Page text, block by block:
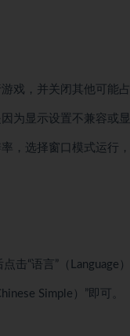
戏，并关闭其他可能
为显示设置不兼容或
，选择窗口模式运行
击“语言”（Language
Simple）”即可。